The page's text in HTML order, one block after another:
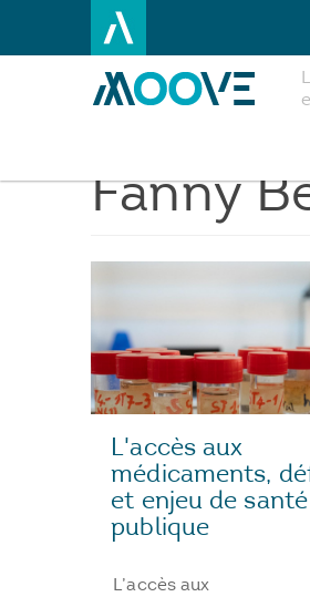
principal
Fanny
L'accès aux
médicaments,
et enjeu de santé
publique
L’accès aux